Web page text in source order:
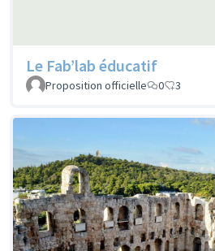
Le Fab’lab éducatif
Proposition officielle 0 3